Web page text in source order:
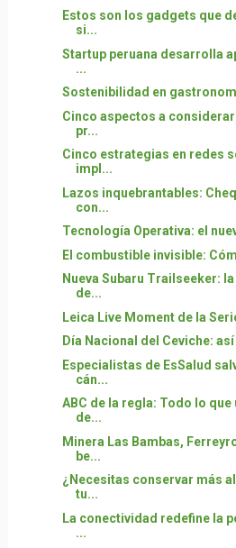
Estos son los gadgets que
si...
Startup peruana desarrolla
...
Sostenibilidad en
Cinco aspectos a
pr...
Cinco estrategias en redes
impl...
Lazos inquebrantables:
con...
Tecnología Operativa: el
El combustible invisible:
Nueva Subaru Trailseeker:
de...
Leica Live Moment de la
Día Nacional del Ceviche:
Especialistas de EsSalud
cán...
ABC de la regla: Todo lo que
de...
Minera Las Bambas,
be...
¿Necesitas conservar más
tu...
La conectividad redefine la
...